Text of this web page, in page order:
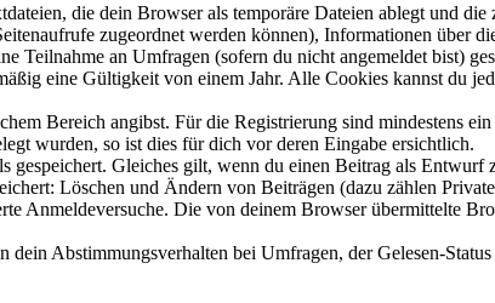
die dein Browser als temporäre Dateien ablegt und die
zugeordnet werden können), Informationen über
Teilnahme an Umfragen (sofern du nicht angemeldet bist)
eine Gültigkeit von einem Jahr. Alle Cookies kannst du
Bereich angibst. Für die Registrierung sind mindestens
wurden, so ist dies für dich vor deren Eingabe ersichtlich.
Gleiches gilt, wenn du einen Beitrag als Entwurf
Löschen und Ändern von Beiträgen (dazu zählen
Anmeldeversuche. Die von deinem Browser übermittelte
Abstimmungsverhalten bei Umfragen, der Gelesen-